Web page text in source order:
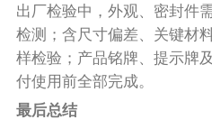
出厂检验中，外观、密封件
检测；含尺寸偏差、关键材
样检验；产品铭牌、提示牌
付使用前全部完成。
最后总结